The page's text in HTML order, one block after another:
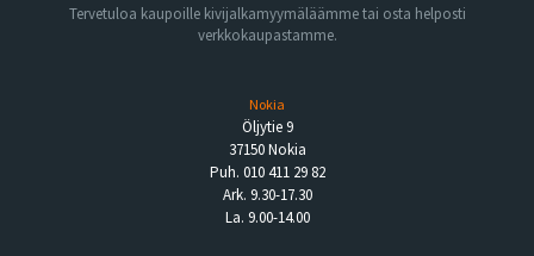
Tervetuloa kaupoille kivijalkamyymäläämme tai osta helposti
verkkokaupastamme.
Nokia
Öljytie 9
37150 Nokia
Puh. 010 411 29 82
Ark. 9.30-17.30
La. 9.00-14.00